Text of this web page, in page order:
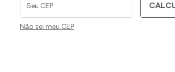
Não sei meu CEP